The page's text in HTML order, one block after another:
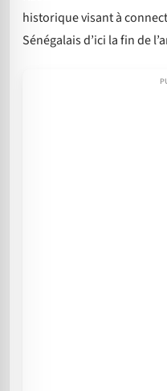
historique visant à
Sénégalais d’ici la fin de